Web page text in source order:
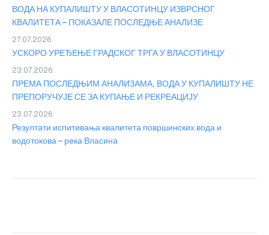
ВОДА НА КУПАЛИШТУ У ВЛАСОТИНЦУ ИЗВРСНОГ
КВАЛИТЕТА – ПОКАЗАЛЕ ПОСЛЕДЊЕ АНАЛИЗЕ
УСКОРО УРЕЂЕЊЕ ГРАДСКОГ ТРГА У ВЛАСОТИНЦУ
27.07.2026.
ПРЕМА ПОСЛЕДЊИМ АНАЛИЗАМА, ВОДА У КУПАЛИШТУ НЕ
ПРЕПОРУЧУЈЕ СЕ ЗА КУПАЊЕ И РЕКРЕАЦИЈУ
23.07.2026.
Резултати испитивања квалитета површинских вода и
водотокова – река Власина
23.07.2026.